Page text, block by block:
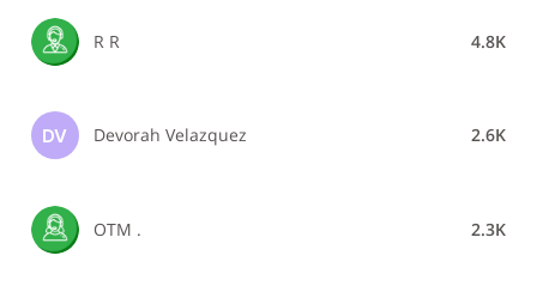
R R 4.8K
DV Devorah Velazquez 2.6K
OTM . 2.3K